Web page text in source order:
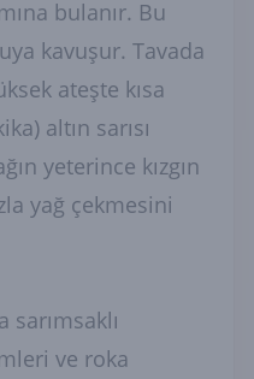
bulanır. Bu
kavuşur. Tavada
ateşte kısa
altın sarısı
yeterince kızgın
yağ çekmesini
sarımsaklı
ve roka